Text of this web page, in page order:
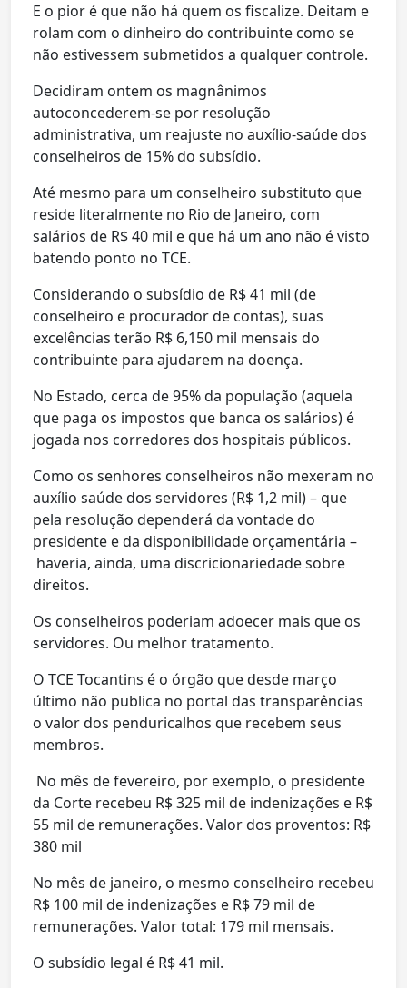
E o pior é que não há quem os fiscalize. Deitam e
rolam com o dinheiro do contribuinte como se
não estivessem submetidos a qualquer controle.
Decidiram ontem os magnânimos
autoconcederem-se por resolução
administrativa, um reajuste no auxílio-saúde dos
conselheiros de 15% do subsídio.
Até mesmo para um conselheiro substituto que
reside literalmente no Rio de Janeiro, com
salários de R$ 40 mil e que há um ano não é visto
batendo ponto no TCE.
Considerando o subsídio de R$ 41 mil (de
conselheiro e procurador de contas), suas
excelências terão R$ 6,150 mil mensais do
contribuinte para ajudarem na doença.
No Estado, cerca de 95% da população (aquela
que paga os impostos que banca os salários) é
jogada nos corredores dos hospitais públicos.
Como os senhores conselheiros não mexeram no
auxílio saúde dos servidores (R$ 1,2 mil) – que
pela resolução dependerá da vontade do
presidente e da disponibilidade orçamentária –
haveria, ainda, uma discricionariedade sobre
direitos.
Os conselheiros poderiam adoecer mais que os
servidores. Ou melhor tratamento.
O TCE Tocantins é o órgão que desde março
último não publica no portal das transparências
o valor dos penduricalhos que recebem seus
membros.
No mês de fevereiro, por exemplo, o presidente
da Corte recebeu R$ 325 mil de indenizações e R$
55 mil de remunerações. Valor dos proventos: R$
380 mil
No mês de janeiro, o mesmo conselheiro recebeu
R$ 100 mil de indenizações e R$ 79 mil de
remunerações. Valor total: 179 mil mensais.
O subsídio legal é R$ 41 mil.